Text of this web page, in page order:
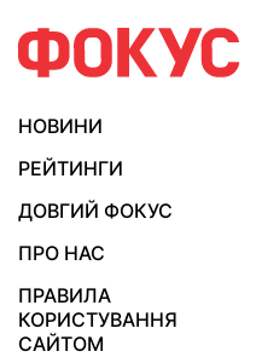
НОВИНИ
РЕЙТИНГИ
ДОВГИЙ ФОКУС
ПРО НАС
ПРАВИЛА
КОРИСТУВАННЯ
САЙТОМ